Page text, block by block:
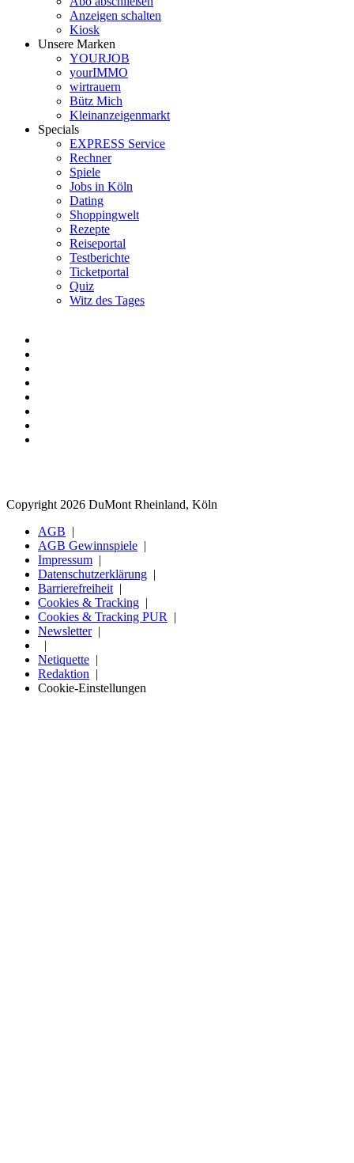
Anzeigen schalten
Kiosk
Unsere Marken
YOURJOB
yourIMMO
wirtrauern
Bütz Mich
Kleinanzeigenmarkt
Specials
EXPRESS Service
Rechner
Spiele
Jobs in Köln
Dating
Shoppingwelt
Rezepte
Reiseportal
Testberichte
Ticketportal
Quiz
Witz des Tages
Copyright 2026 DuMont Rheinland, Köln
AGB
AGB Gewinnspiele
Impressum
Datenschutzerklärung
Barrierefreiheit
Cookies & Tracking
Cookies & Tracking PUR
Newsletter
Netiquette
Redaktion
Cookie-Einstellungen